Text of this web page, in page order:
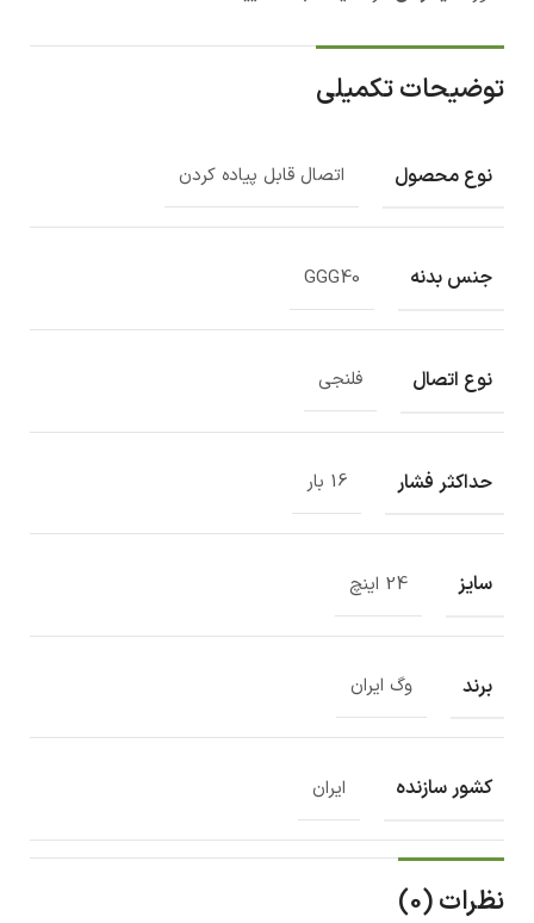
توضیحات تکمیلی
نوع محصول اتصال قابل پیاده کردن
جنس بدنه GGG40
نوع اتصال فلنجی
حداکثر فشار 16 بار
سایز 24 اینچ
برند وگ ایران
کشور سازنده ایران
نظرات (0)